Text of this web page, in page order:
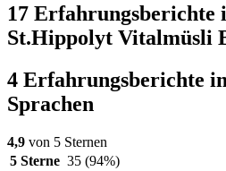
17 Erfahrungsberichte
St.Hippolyt Vitalmüsli
4 Erfahrungsberichte
Sprachen
4,9 von 5 Sternen
5 Sterne 35 (94%)